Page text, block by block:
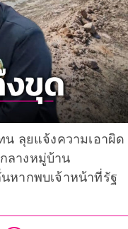
น ลุยแจ้งความเอาผิด
ลางหมู่บ้าน
หากพบเจ้าหน้าที่รัฐ